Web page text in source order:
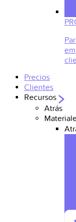
Precios
Clientes
Recursos
Atrás